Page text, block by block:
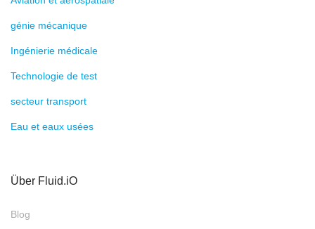
génie mécanique
Ingénierie médicale
Technologie de test
secteur transport
Eau et eaux usées
Über Fluid.iO
Blog